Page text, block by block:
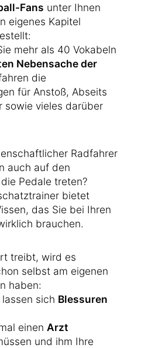
Fans unter Ihnen
eigenes Kapitel
mehr als 40 Vokabeln
Nebensache der
die
für Anstoß, Abseits
sowie vieles darüber
Radfahrer
auch auf den
Pedale treten?
bietet
das Sie bei Ihren
brauchen.
treibt, wird es
selbst am eigenen
haben:
sich Blessuren
einen Arzt
und ihm Ihre